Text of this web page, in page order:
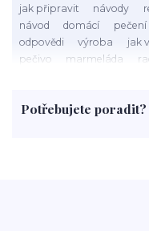
jak připravit návody
návod
domácí pečení
odpovědi
výroba jak
pečivo
marmeláda
rohlíky
grilování čaj
Potřebujete poradit?